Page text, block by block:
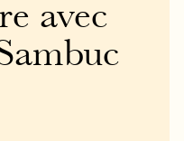
avec